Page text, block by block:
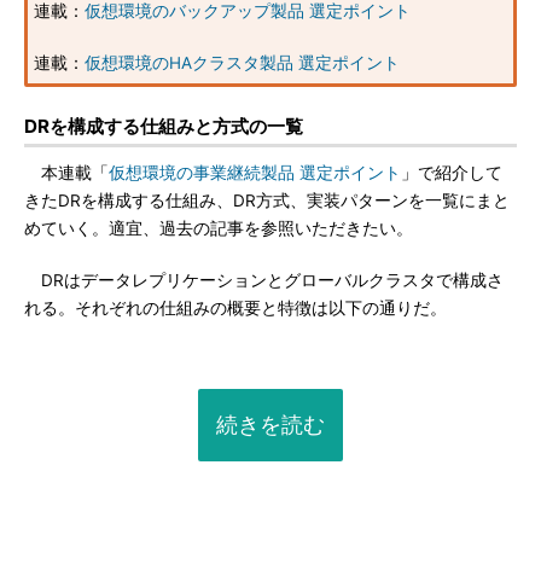
連載： 仮想環境のバックアップ製品 選定ポイント
連載： 仮想環境のHAクラスタ製品 選定ポイント
DRを構成する仕組みと方式の一覧
本連載「仮想環境の事業継続製品 選定ポイント 」で紹介して
きたDRを構成する仕組み、DR方式、実装パターンを一覧にまと
めていく。適宜、過去の記事を参照いただきたい。
DRはデータレプリケーションとグローバルクラスタで構成さ
れる。それぞれの仕組みの概要と特徴は以下の通りだ。
続きを読む